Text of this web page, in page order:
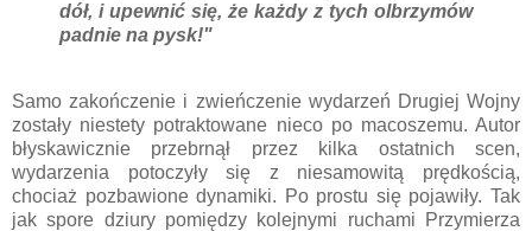
dół, i upewnić się, że każdy z tych olbrzymów
padnie na pysk!"
Samo zakończenie i zwieńczenie wydarzeń Drugiej Wojny
zostały niestety potraktowane nieco po macoszemu. Autor
błyskawicznie przebrnął przez kilka ostatnich scen,
wydarzenia potoczyły się z niesamowitą prędkością,
chociaż pozbawione dynamiki. Po prostu się pojawiły. Tak
jak spore dziury pomiędzy kolejnymi ruchami Przymierza